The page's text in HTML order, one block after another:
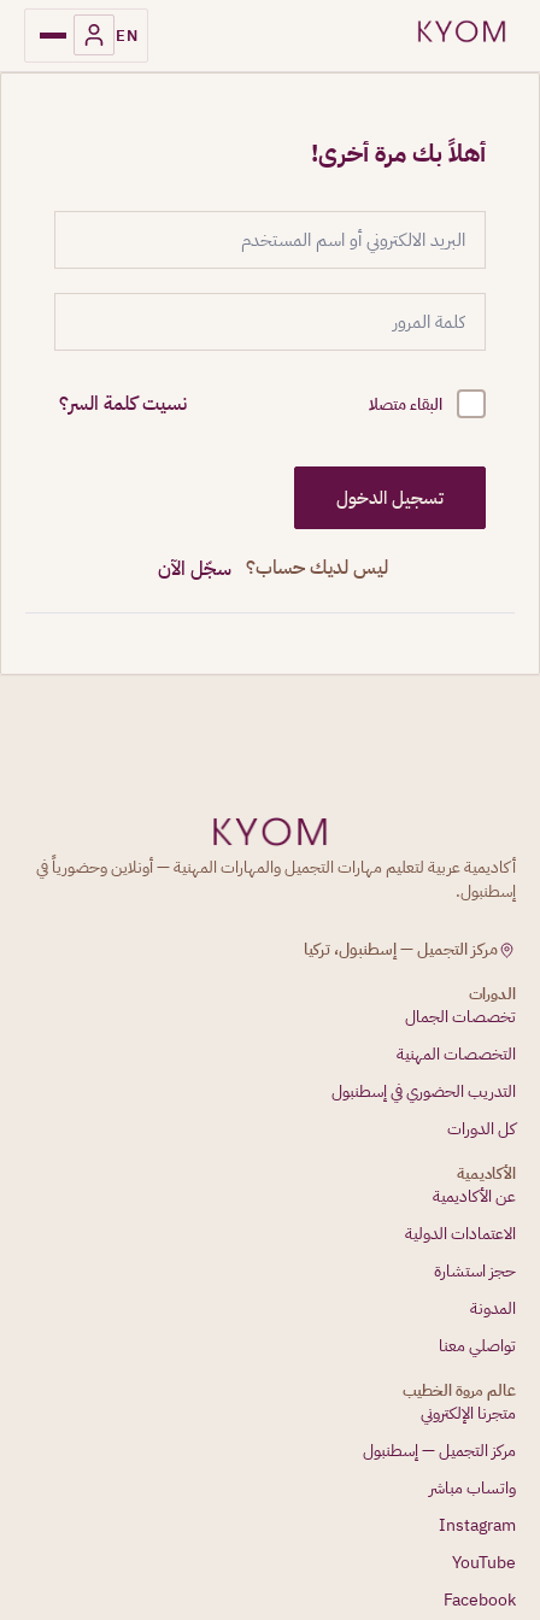
EN
أهلاً بك مرة أخرى!
البقاء متصلا نسيت كلمة السر؟
تسجيل الدخول
ليس لديك حساب؟ سجّل الآن
أكاديمية عربية لتعليم مهارات التجميل والمهارات المهنية — أونلاين وحضورياً في
إسطنبول.
مركز التجميل — إسطنبول، تركيا
الدورات
تخصصات الجمال
التخصصات المهنية
التدريب الحضوري في إسطنبول
كل الدورات
الأكاديمية
عن الأكاديمية
الاعتمادات الدولية
حجز استشارة
المدونة
تواصلي معنا
عالم مروة الخطيب
متجرنا الإلكتروني
مركز التجميل — إسطنبول
واتساب مباشر
Instagram
YouTube
Facebook